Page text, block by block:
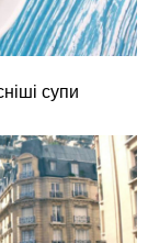
супи